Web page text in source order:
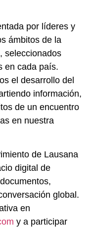
por líderes y
ámbitos de la
seleccionados
en cada país.
el desarrollo del
información,
de un encuentro
en nuestra
de Lausana
digital de
global.
en
y a participar